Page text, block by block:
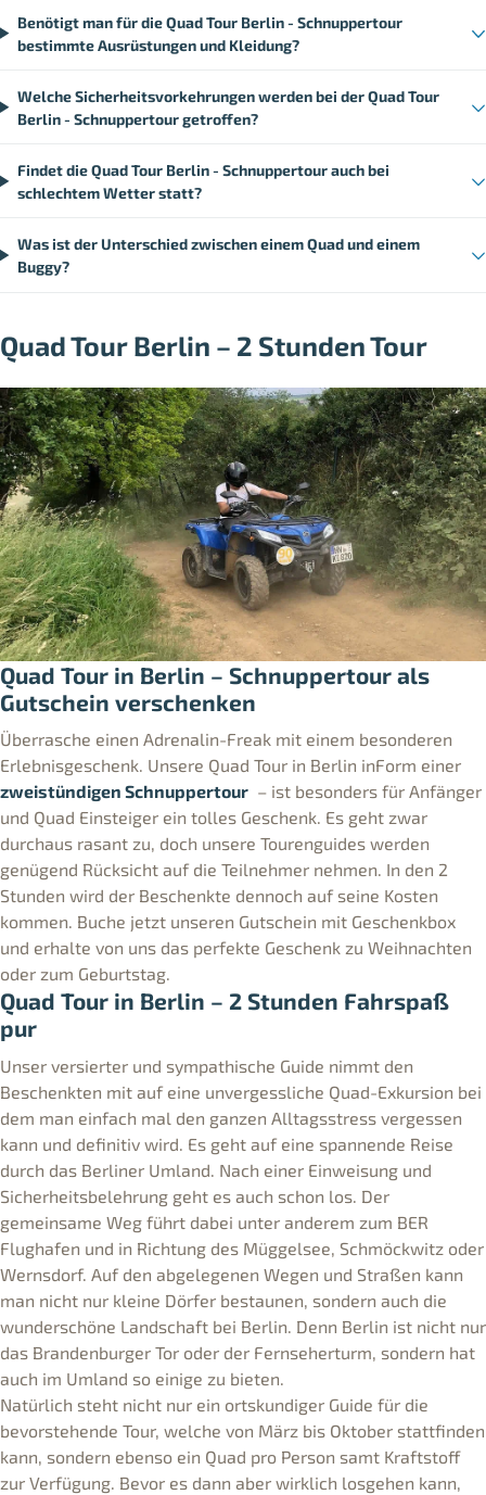
Benötigt man für die Quad Tour Berlin - Schnuppertour
bestimmte Ausrüstungen und Kleidung?
Welche Sicherheitsvorkehrungen werden bei der Quad Tour
Berlin - Schnuppertour getroffen?
Findet die Quad Tour Berlin - Schnuppertour auch bei
schlechtem Wetter statt?
Was ist der Unterschied zwischen einem Quad und einem
Buggy?
Quad Tour Berlin – 2 Stunden Tour
Quad Tour in Berlin – Schnuppertour als
Gutschein verschenken
Überrasche einen Adrenalin-Freak mit einem besonderen
Erlebnisgeschenk. Unsere Quad Tour in Berlin inForm einer
zweistündigen Schnuppertour – ist besonders für Anfänger
und Quad Einsteiger ein tolles Geschenk. Es geht zwar
durchaus rasant zu, doch unsere Tourenguides werden
genügend Rücksicht auf die Teilnehmer nehmen. In den 2
Stunden wird der Beschenkte dennoch auf seine Kosten
kommen. Buche jetzt unseren Gutschein mit Geschenkbox
und erhalte von uns das perfekte Geschenk zu Weihnachten
oder zum Geburtstag.
Quad Tour in Berlin – 2 Stunden Fahrspaß
pur
Unser versierter und sympathische Guide nimmt den
Beschenkten mit auf eine unvergessliche Quad-Exkursion bei
dem man einfach mal den ganzen Alltagsstress vergessen
kann und definitiv wird. Es geht auf eine spannende Reise
durch das Berliner Umland. Nach einer Einweisung und
Sicherheitsbelehrung geht es auch schon los. Der
gemeinsame Weg führt dabei unter anderem zum BER
Flughafen und in Richtung des Müggelsee, Schmöckwitz oder
Wernsdorf. Auf den abgelegenen Wegen und Straßen kann
man nicht nur kleine Dörfer bestaunen, sondern auch die
wunderschöne Landschaft bei Berlin. Denn Berlin ist nicht nur
das Brandenburger Tor oder der Fernseherturm, sondern hat
auch im Umland so einige zu bieten.
Natürlich steht nicht nur ein ortskundiger Guide für die
bevorstehende Tour, welche von März bis Oktober stattfinden
kann, sondern ebenso ein Quad pro Person samt Kraftstoff
zur Verfügung. Bevor es dann aber wirklich losgehen kann,